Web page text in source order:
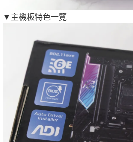
▼主機板特色一覽